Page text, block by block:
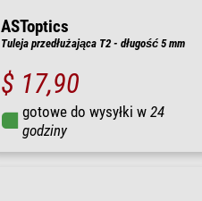
ASToptics
Tuleja przedłużająca T2 - długość 5 mm
$ 17,90
gotowe do wysyłki w 24
godziny